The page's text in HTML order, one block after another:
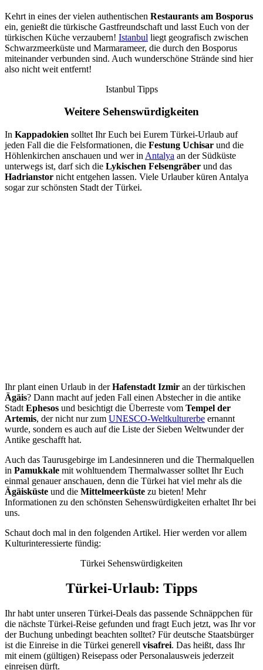
Kehrt in eines der vielen authentischen Restaurants am Bosporus
ein, genießt die türkische Gastfreundschaft und lasst Euch von der
türkischen Küche verzaubern! Istanbul liegt geografisch zwischen
Schwarzmeerküste und Marmarameer, die durch den Bosporus
miteinander verbunden sind. Auch wunderschöne Strände sind hier
also nicht weit entfernt!
Istanbul Tipps
Weitere Sehenswürdigkeiten
In Kappadokien solltet Ihr Euch bei Eurem Türkei-Urlaub auf
jeden Fall die die Felsformationen, die Festung Uchisar und die
Höhlenkirchen anschauen und wer in Antalya an der Südküste
unterwegs ist, darf sich die Lykischen Felsengräber und das
Hadrianstor nicht entgehen lassen. Viele Urlauber küren Antalya
sogar zur schönsten Stadt der Türkei.
Ihr plant einen Urlaub in derHafenstadt Izmir an der türkischen
Ägäis? Dann macht auf jeden Fall einen Abstecher in die antike
Stadt Ephesos und besichtigt die Überreste vom Tempel der
Artemis, der nicht nur zum UNESCO-Weltkulturerbe ernannt
wurde, sondern es auch auf die Liste der Sieben Weltwunder der
Antike geschafft hat.
Auch das Taurusgebirge im Landesinneren und die Thermalquellen
in Pamukkale mit wohltuendem Thermalwasser solltet Ihr Euch
einmal genauer anschauen, denn die Türkei hat viel mehr als die
Ägäisküste und die Mittelmeerküste zu bieten! Mehr
Informationen zu den schönsten Sehenswürdigkeiten erhaltet Ihr bei
uns.
Schaut doch mal in den folgenden Artikel. Hier werden vor allem
Kulturinteressierte fündig:
Türkei Sehenswürdigkeiten
Türkei-Urlaub: Tipps
Ihr habt unter unseren Türkei-Deals das passende Schnäppchen für
die nächste Türkei-Reise gefunden und fragt Euch jetzt, was Ihr vor
der Buchung unbedingt beachten solltet? Für deutsche Staatsbürger
ist die Einreise in die Türkei generell visafrei. Das heißt, dass Ihr
mit einem (gültigen) Reisepass oder Personalausweis jederzeit
einreisen dürft.